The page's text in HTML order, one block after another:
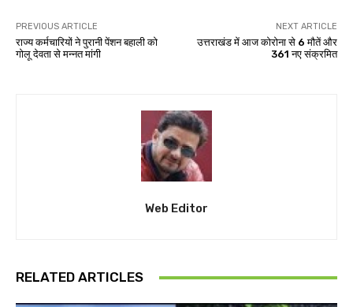
PREVIOUS ARTICLE
राज्य कर्मचारियों ने पुरानी पेंशन बहाली को
गोलू देवता से मन्नत मांगी
NEXT ARTICLE
उत्तराखंड में आज कोरोना से 6 मौतें और
361 नए संक्रमित
Web Editor
RELATED ARTICLES